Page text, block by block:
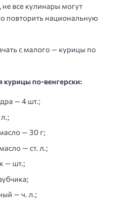
все кулинары могут
повторить национальную
с малого — курицы по
курицы по-венгерски:
— 4 шт.;
— 30 г;
— ст. л.;
— шт.;
— ч. л.;